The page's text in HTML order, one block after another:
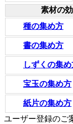
素材の
種の集め方
書の集め方
しずくの集
宝玉の集め方
紙片の集め方
ユーザー登録のご